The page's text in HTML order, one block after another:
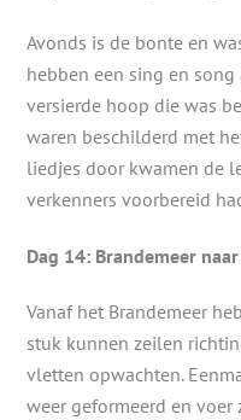
Avonds is de bonte en
hebben een sing en
versierde hoop die was
waren beschilderd met
liedjes door kwamen de
verkenners voorbereid
Dag 14: Brandemeer
Vanaf het Brandemeer
stuk kunnen zeilen
vletten opwachten.
weer geformeerd en voer